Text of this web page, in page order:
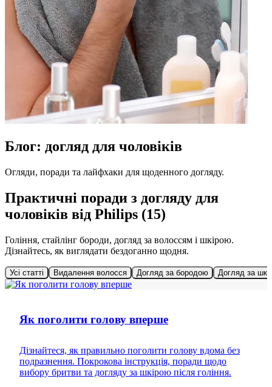
Блог: догляд для чоловіків
Огляди, поради та лайфхаки для щоденного догляду.
Практичні поради з догляду для
чоловіків від Philips (15)
Гоління, стайлінг бороди, догляд за волоссям і шкірою.
Дізнайтесь, як виглядати бездоганно щодня.
Усі статті Видалення волосся Догляд за бородою Догляд за
Як поголити голову вперше
Дізнайтеся, як правильно поголити голову вдома без
подразнення. Покрокова інструкція, поради щодо
вибору бритви та догляду за шкірою після гоління.